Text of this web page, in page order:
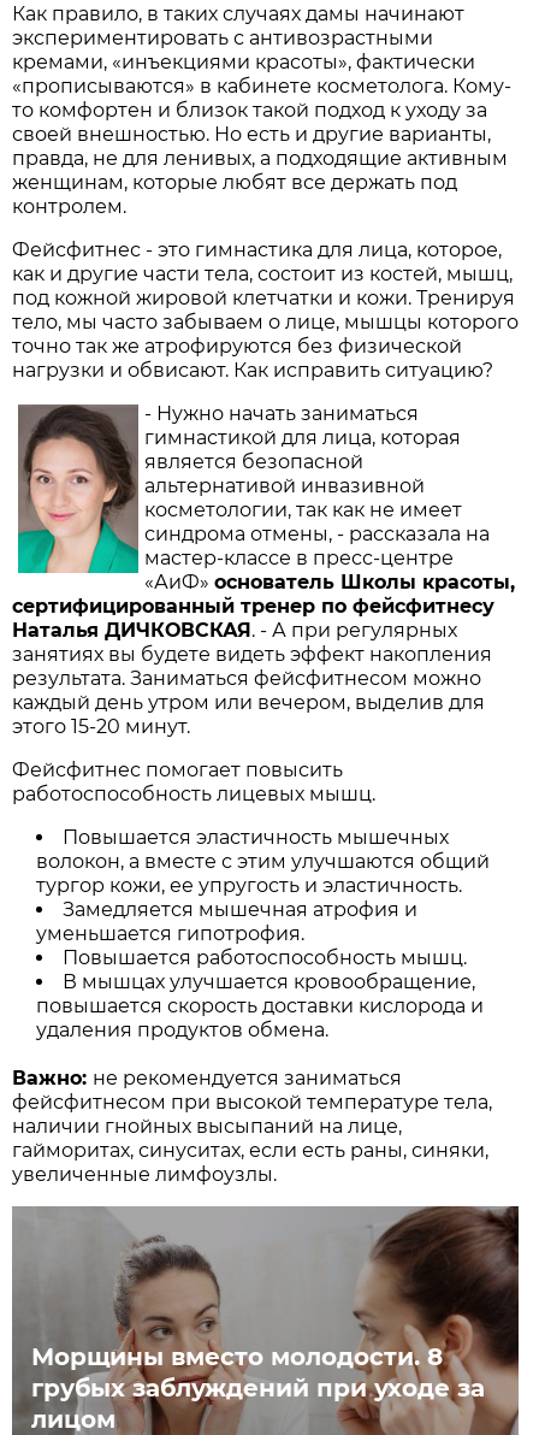
Как правило, в таких случаях дамы начинают
экспериментировать с антивозрастными
кремами, «инъекциями красоты», фактически
«прописываются» в кабинете косметолога. Кому-
то комфортен и близок такой подход к уходу за
своей внешностью. Но есть и другие варианты,
правда, не для ленивых, а подходящие активным
женщинам, которые любят все держать под
контролем.
Фейсфитнес - это гимнастика для лица, которое,
как и другие части тела, состоит из костей, мышц,
под кожной жировой клетчатки и кожи. Тренируя
тело, мы часто забываем о лице, мышцы которого
точно так же атрофируются без физической
нагрузки и обвисают. Как исправить ситуацию?
- Нужно начать заниматься
гимнастикой для лица, которая
является безопасной
альтернативой инвазивной
косметологии, так как не имеет
синдрома отмены, - рассказала на
мастер-классе в пресс-центре
«АиФ»основатель Школы красоты,
сертифицированный тренер по фейсфитнесу
Наталья ДИЧКОВСКАЯ. - А при регулярных
занятиях вы будете видеть эффект накопления
результата. Заниматься фейсфитнесом можно
каждый день утром или вечером, выделив для
этого 15-20 минут.
Фейсфитнес помогает повысить
работоспособность лицевых мышц.
Повышается эластичность мышечных
волокон, а вместе с этим улучшаются общий
тургор кожи, ее упругость и эластичность.
Замедляется мышечная атрофия и
уменьшается гипотрофия.
Повышается работоспособность мышц.
В мышцах улучшается кровообращение,
повышается скорость доставки кислорода и
удаления продуктов обмена.
Важно: не рекомендуется заниматься
фейсфитнесом при высокой температуре тела,
наличии гнойных высыпаний на лице,
гайморитах, синуситах, если есть раны, синяки,
увеличенные лимфоузлы.
Морщины вместо молодости. 8
грубых заблуждений при уходе за
лицом